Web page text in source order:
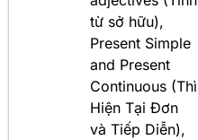
từ sở hữu),
Present Simple
and Present
Continuous (Thì
Hiện Tại Đơn
và Tiếp Diễn),